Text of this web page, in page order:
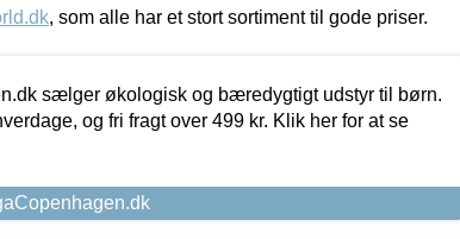
, som alle har et stort sortiment til gode priser.
sælger økologisk og bæredygtigt udstyr til børn.
og fri fragt over 499 kr. Klik her for at se